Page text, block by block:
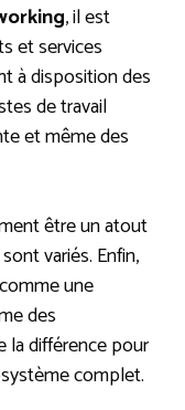
, il est
et services
à disposition des
de travail
et même des
être un atout
variés. Enfin,
une
des
la différence pour
complet.